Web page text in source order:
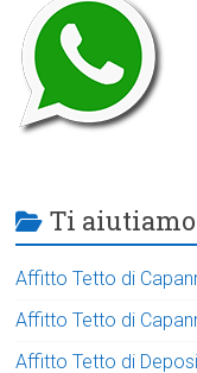
Ti aiutiamo
Affitto Tetto di
Affitto Tetto di
Affitto Tetto di